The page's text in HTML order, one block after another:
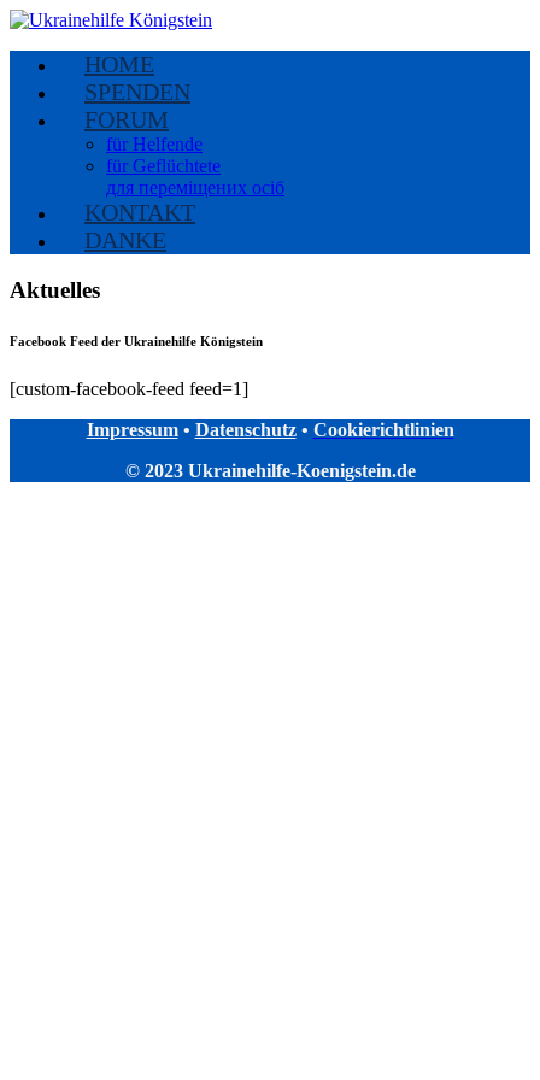
HOME
SPENDEN
FORUM
für Helfende
für Geflüchtete
для переміщених осіб
KONTAKT
DANKE
Aktuelles
Facebook Feed der Ukrainehilfe Königstein
[custom-facebook-feed feed=1]
Impressum• Datenschutz• Cookierichtlinien
© 2023 Ukrainehilfe-Koenigstein.de